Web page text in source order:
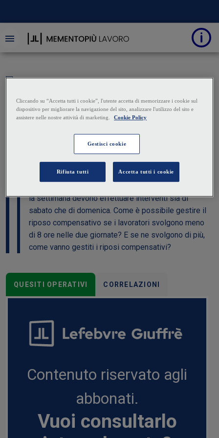
Riposo compensativo
in caso di reperibilità
Alcuni lavoratori, assunti con CCNL Metalmeccanica
la settimana devono effettuare interventi sia di
sabato che di domenica. Come è possibile gestire il
riposo compensativo se i lavoratori svolgono meno
di 8 ore nelle due giornate? E se ne svolgono di più,
come vanno gestiti i riposi compensativi?
QUESITI OPERATIVI CORRELAZIONI
Contenuto riservato agli
abbonati.
Vuoi consultarlo